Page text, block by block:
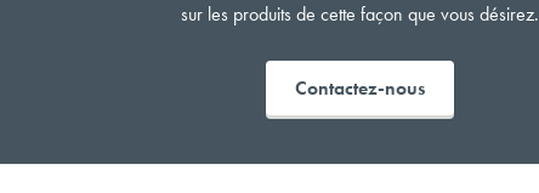
sur les produits de cette façon que vous désirez.
Contactez-nous